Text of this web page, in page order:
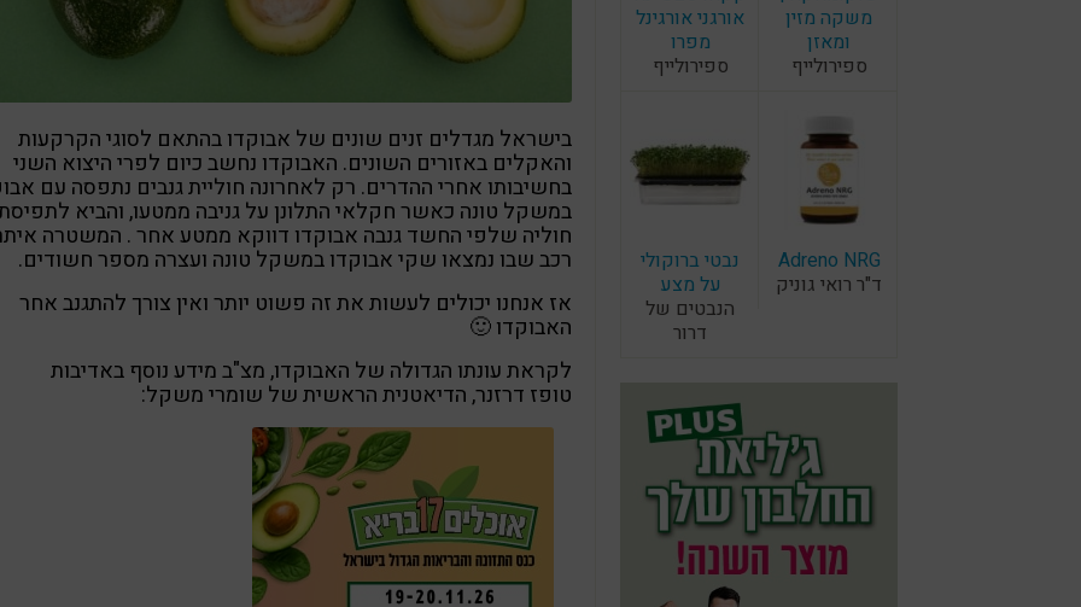
משקה מזין
ומאזן
ספירולייף
אורגני אורגינל
מפרו
ספירולייף
Adreno NRG
ד"ר רואי גוניק
נבטי ברוקולי
על מצע
הנבטים של
דרור
בישראל מגדלים זנים שונים של אבוקדו בהתאם לסוגי הקרקעות
והאקלים באזורים השונים. האבוקדו נחשב כיום לפרי היצוא השני
בחשיבותו אחרי ההדרים. רק לאחרונה חוליית גנבים נתפסה עם
במשקל טונה כאשר חקלאי התלונן על גניבה ממטעו, והביא
חוליה שלפי החשד גנבה אבוקדו דווקא ממטע אחר . המשטרה
רכב שבו נמצאו שקי אבוקדו במשקל טונה ועצרה מספר חשודים.
אז אנחנו יכולים לעשות את זה פשוט יותר ואין צורך להתגנב אחר
האבוקדו 🙂
לקראת עונתו הגדולה של האבוקדו, מצ"ב מידע נוסף באדיבות
טופז דרזנר, הדיאטנית הראשית של שומרי משקל: